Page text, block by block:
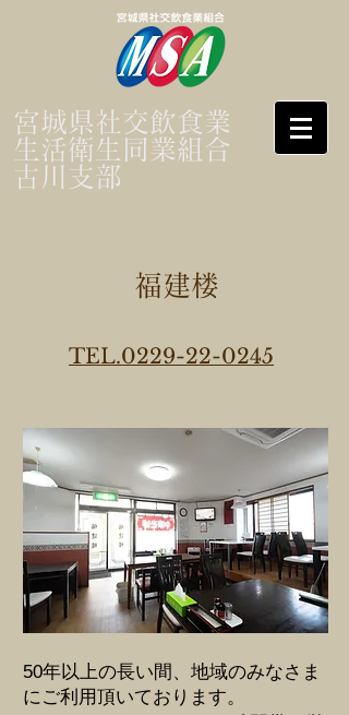
宮城県社交飲食業
生活衛生同業組合
古川支部
福建楼
TEL.0229-22-0245
50年以上の長い間、地域のみなさま
にご利用頂いております。